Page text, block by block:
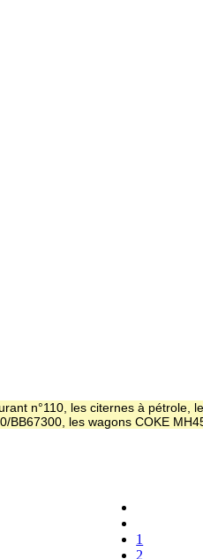
n°110, les citernes à pétrole,
BB67300, les wagons COKE
1
2